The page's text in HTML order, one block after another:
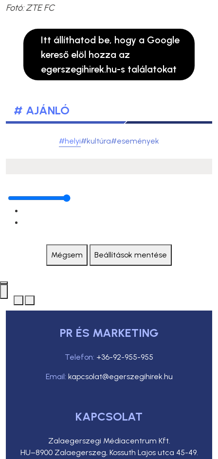
Fotó: ZTE FC
Itt állíthatod be, hogy a Google
kereső elöl hozza az
egerszegihirek.hu-s találatokat
# AJÁNLÓ
#helyi#kultúra#események
Mégsem Beállítások mentése
PR ÉS MARKETING
Telefon: +36-92-955-955
Email: kapcsolat@egerszegihirek.hu
KAPCSOLAT
Zalaegerszegi Médiacentrum Kft.
HU–8900 Zalaegerszeg, Kossuth Lajos utca 45-49.